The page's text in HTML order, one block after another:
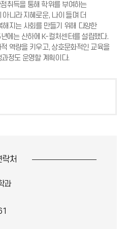
취득을 통해 학위를 부여하는
니라 지혜로운, 나이 들며 더
지는 사회를 만들기 위해 다양한
에는 산하에 K-컬처센터를 설립했다.
역량을 키우고, 상호문화적인 교육을
정도 운영할 계획이다.
락처
과